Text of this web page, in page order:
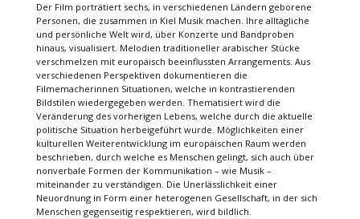
Der Film porträtiert sechs, in verschiedenen Ländern geborene
Personen, die zusammen in Kiel Musik machen. Ihre alltägliche
und persönliche Welt wird, über Konzerte und Bandproben
hinaus, visualisiert. Melodien traditioneller arabischer Stücke
verschmelzen mit europäisch beeinflussten Arrangements. Aus
verschiedenen Perspektiven dokumentieren die
Filmemacherinnen Situationen, welche in kontrastierenden
Bildstilen wiedergegeben werden. Thematisiert wird die
Veränderung des vorherigen Lebens, welche durch die aktuelle
politische Situation herbeigeführt wurde. Möglichkeiten einer
kulturellen Weiterentwicklung im europäischen Raum werden
beschrieben, durch welche es Menschen gelingt, sich auch über
nonverbale Formen der Kommunikation – wie Musik –
miteinander zu verständigen. Die Unerlässlichkeit einer
Neuordnung in Form einer heterogenen Gesellschaft, in der sich
Menschen gegenseitig respektieren, wird bildlich.